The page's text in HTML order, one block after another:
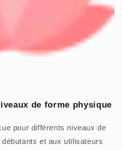
de forme physique
pour différents niveaux de
et aux utilisateurs